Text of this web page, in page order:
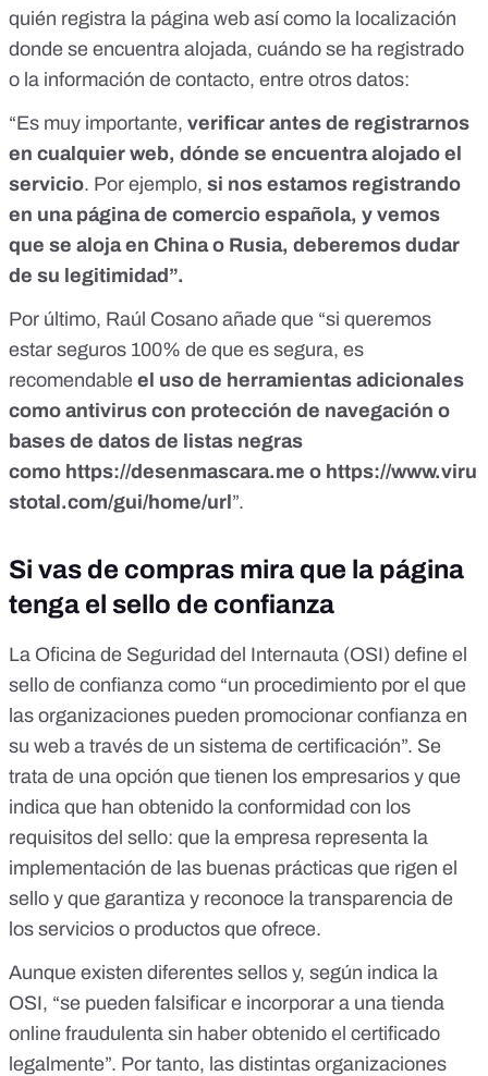
quién registra la página web así como la localización
donde se encuentra alojada, cuándo se ha registrado
o la información de contacto, entre otros datos:
“Es muy importante, verificar antes de registrarnos
en cualquier web, dónde se encuentra alojado el
servicio. Por ejemplo, si nos estamos registrando
en una página de comercio española, y vemos
que se aloja en China o Rusia, deberemos dudar
de su legitimidad”.
Por último, Raúl Cosano añade que “si queremos
estar seguros 100% de que es segura, es
recomendable el uso de herramientas adicionales
como antivirus con protección de navegación o
bases de datos de listas negras
como https://desenmascara.me o https://www.viru
stotal.com/gui/home/url”.
Si vas de compras mira que la página
tenga el sello de confianza
La Oficina de Seguridad del Internauta (OSI) define el
sello de confianza como “un procedimiento por el que
las organizaciones pueden promocionar confianza en
su web a través de un sistema de certificación”. Se
trata de una opción que tienen los empresarios y que
indica que han obtenido la conformidad con los
requisitos del sello: que la empresa representa la
implementación de las buenas prácticas que rigen el
sello y que garantiza y reconoce la transparencia de
los servicios o productos que ofrece.
Aunque existen diferentes sellos y, según indica la
OSI, “se pueden falsificar e incorporar a una tienda
online fraudulenta sin haber obtenido el certificado
legalmente”. Por tanto, las distintas organizaciones